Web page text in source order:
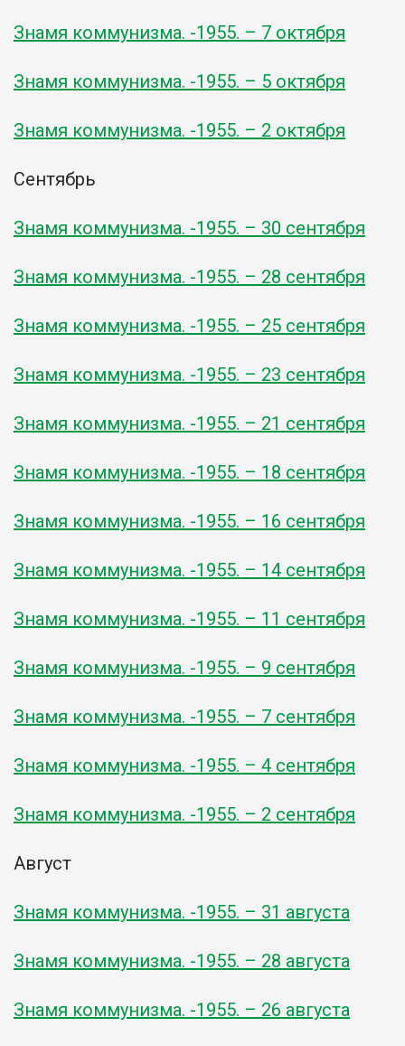
Знамя коммунизма. -1955. – 7 октября
Знамя коммунизма. -1955. – 5 октября
Знамя коммунизма. -1955. – 2 октября
Сентябрь
Знамя коммунизма. -1955. – 30 сентября
Знамя коммунизма. -1955. – 28 сентября
Знамя коммунизма. -1955. – 25 сентября
Знамя коммунизма. -1955. – 23 сентября
Знамя коммунизма. -1955. – 21 сентября
Знамя коммунизма. -1955. – 18 сентября
Знамя коммунизма. -1955. – 16 сентября
Знамя коммунизма. -1955. – 14 сентября
Знамя коммунизма. -1955. – 11 сентября
Знамя коммунизма. -1955. – 9 сентября
Знамя коммунизма. -1955. – 7 сентября
Знамя коммунизма. -1955. – 4 сентября
Знамя коммунизма. -1955. – 2 сентября
Август
Знамя коммунизма. -1955. – 31 августа
Знамя коммунизма. -1955. – 28 августа
Знамя коммунизма. -1955. – 26 августа